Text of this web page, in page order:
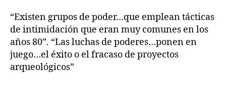
“Existen grupos de poder…que emplean tácticas
de intimidación que eran muy comunes en los
años 80”. “Las luchas de poderes…ponen en
juego…el éxito o el fracaso de proyectos
arqueológicos”